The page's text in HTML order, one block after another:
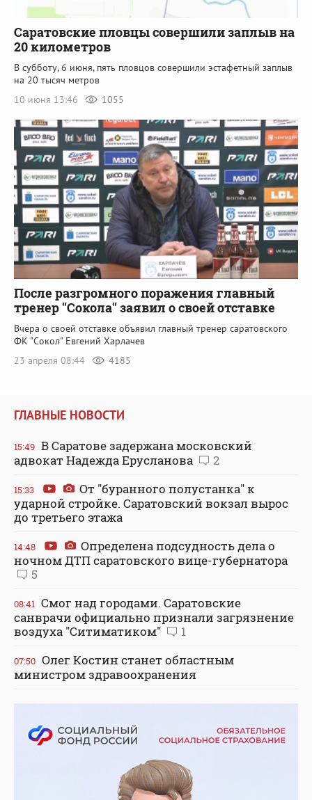
Саратовские пловцы совершили заплыв на
20 километров
В субботу, 6 июня, пять пловцов совершили эстафетный заплыв
на 20 тысяч метров
10 июня 13:46
1055
После разгромного поражения главный
тренер "Сокола" заявил о своей отставке
Вчера о своей отставке объявил главный тренер саратовского
ФК "Сокол" Евгений Харлачев
23 апреля 08:44
4185
ГЛАВНЫЕ НОВОСТИ
15:49 В Саратове задержана московский
адвокат Надежда Ерусланова
2
15:33
От "буранного полустанка" к
ударной стройке. Саратовский вокзал вырос
до третьего этажа
14:48
Определена подсудность дела о
ночном ДТП саратовского вице-губернатора
5
08:41 Смог над городами. Саратовские
санврачи официально признали загрязнение
воздуха "Ситиматиком"
1
07:50 Олег Костин станет областным
министром здравоохранения